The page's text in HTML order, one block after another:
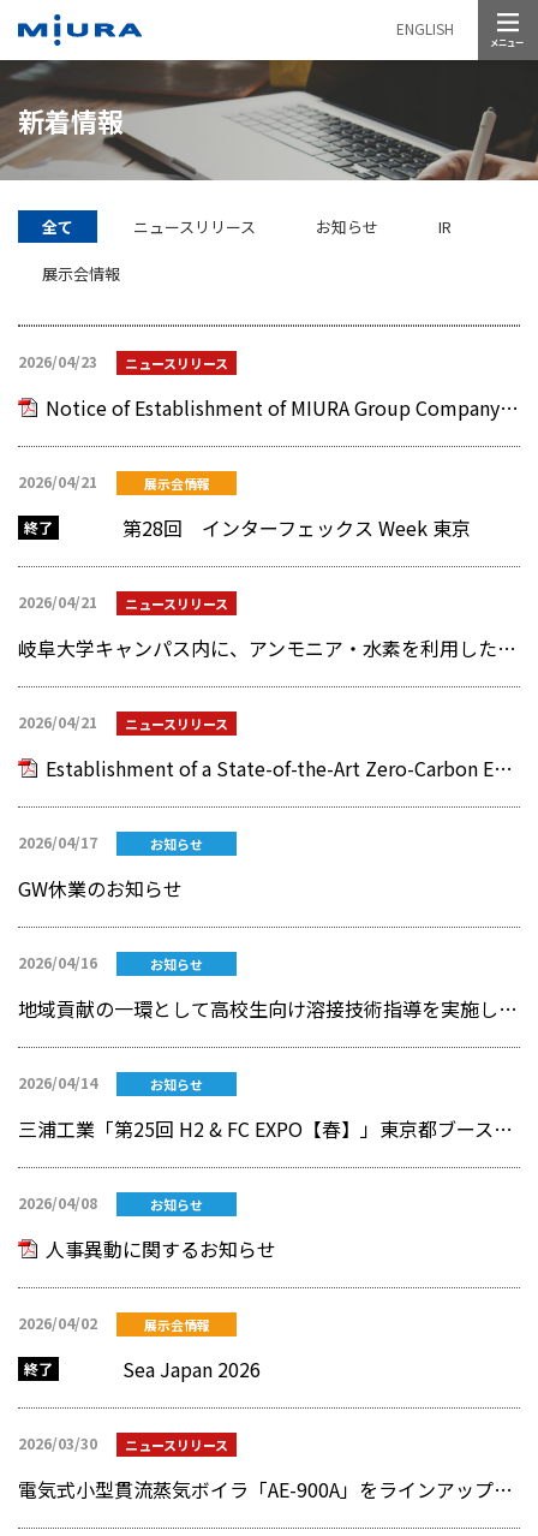
ENGLISH
新着情報
全て ニュースリリース お知らせ IR
展示会情報
2026/04/23 ニュースリリース
Notice of Establishment of MIURA Group Company "MIURA PHILIPPINES CORPORATION"
2026/04/21 展示会情報
第28回 インターフェックス Week 東京
2026/04/21 ニュースリリース
岐阜大学キャンパス内に、アンモニア・水素を利用した 国内トップレベルのゼロカーボンエネルギー実証拠点を開設
2026/04/21 ニュースリリース
Establishment of a State-of-the-Art Zero-Carbon Energy Demonstration Facility Using Ammonia and Hydrogen on the Gifu University Campus
2026/04/17 お知らせ
GW休業のお知らせ
2026/04/16 お知らせ
地域貢献の一環として高校生向け溶接技術指導を実施しました
2026/04/14 お知らせ
三浦工業「第25回 H2 & FC EXPO【春】」東京都ブースのプレゼンテーションに参加
2026/04/08 お知らせ
人事異動に関するお知らせ
2026/04/02 展示会情報
Sea Japan 2026
2026/03/30 ニュースリリース
電気式小型貫流蒸気ボイラ「AE-900A」をラインアップに追加～グリーン電力活用で蒸気のカーボンニュートラルに貢献～